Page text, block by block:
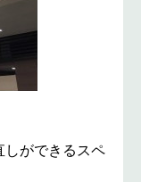
しができるスペ